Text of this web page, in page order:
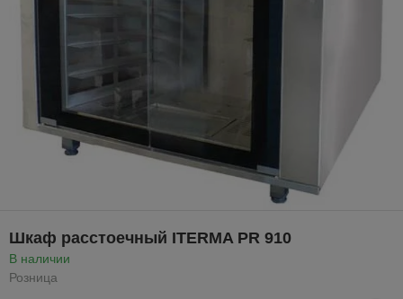
Шкаф расстоечный ITERMA PR 910
В наличии
Розница